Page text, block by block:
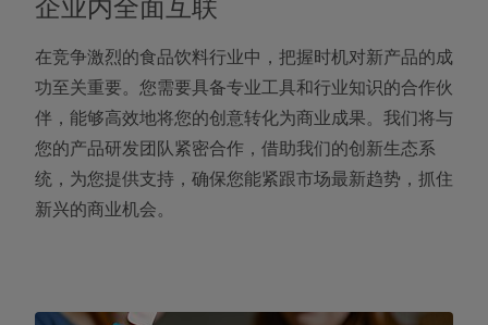
企业内全面互联
在竞争激烈的食品饮料行业中，把握时机对新产品的成
功至关重要。您需要具备专业工具和行业知识的合作伙
伴，能够高效地将您的创意转化为商业成果。我们将与
您的产品研发团队紧密合作，借助我们的创新生态系
统，为您提供支持，确保您能紧跟市场最新趋势，抓住
新兴的商业机会。